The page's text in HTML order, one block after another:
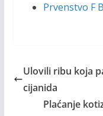
Prvenstvo F
Ulovili ribu koja
cijanida
Plaćanje